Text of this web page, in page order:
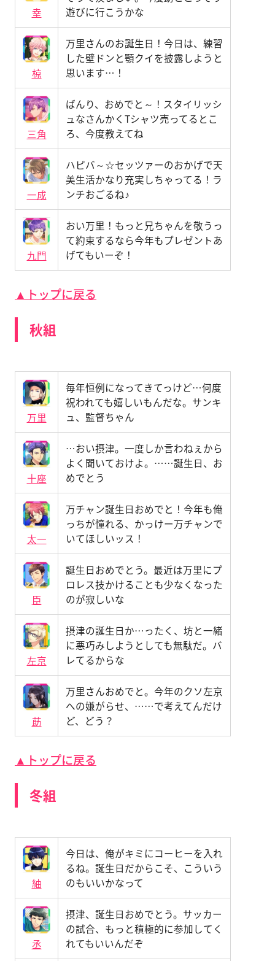
幸
遊びに行こうかな
椋
万里さんのお誕生日！今日は、練習
した壁ドンと顎クイを披露しようと
思います…！
三角
ばんり、おめでと～！スタイリッシ
ュなさんかくTシャツ売ってるとこ
ろ、今度教えてね
一成
ハピバ～☆セッツァーのおかげで天
美生活かなり充実しちゃってる！ラ
ンチおごるね♪
九門
おい万里！もっと兄ちゃんを敬うっ
て約束するなら今年もプレゼントあ
げてもいーぞ！
▲トップに戻る
秋組
万里
毎年恒例になってきてっけど…何度
祝われても嬉しいもんだな。サンキ
ュ、監督ちゃん
十座
…おい摂津。一度しか言わねぇから
よく聞いておけよ。……誕生日、お
めでとう
太一
万チャン誕生日おめでと！今年も俺
っちが憧れる、かっけー万チャンで
いてほしいッス！
臣
誕生日おめでとう。最近は万里にプ
ロレス技かけることも少なくなった
のが寂しいな
左京
摂津の誕生日か…ったく、坊と一緒
に悪巧みしようとしても無駄だ。バ
レてるからな
莇
万里さんおめでと。今年のクソ左京
への嫌がらせ、……で考えてんだけ
ど、どう？
▲トップに戻る
冬組
紬
今日は、俺がキミにコーヒーを入れ
るね。誕生日だからこそ、こういう
のもいいかなって
丞
摂津、誕生日おめでとう。サッカー
の試合、もっと積極的に参加してく
れてもいいんだぞ